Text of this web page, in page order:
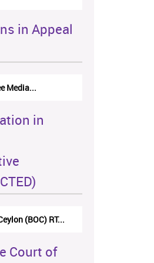
in Appeal
Media...
in
(BOC) RT...
Court of